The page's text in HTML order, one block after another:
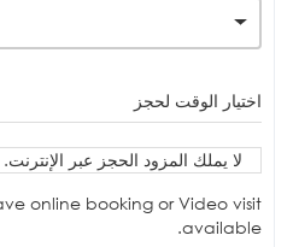
اختيار الوقت لحجز
لا يملك المزود الحجز عبر الإنترنت.
online booking or Video visit
available.